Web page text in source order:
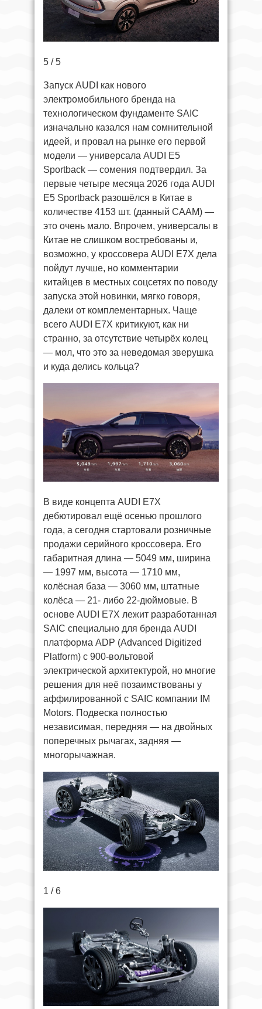
5 / 5
Запуск AUDI как нового
электромобильного бренда на
технологическом фундаменте SAIC
изначально казался нам сомнительной
идеей, и провал на рынке его первой
модели — универсала AUDI E5
Sportback — сомения подтвердил. За
первые четыре месяца 2026 года AUDI
E5 Sportback разошёлся в Китае в
количестве 4153 шт. (данный CAAM) —
это очень мало. Впрочем, универсалы в
Китае не слишком востребованы и,
возможно, у кроссовера AUDI E7X дела
пойдут лучше, но комментарии
китайцев в местных соцсетях по поводу
запуска этой новинки, мягко говоря,
далеки от комплементарных. Чаще
всего AUDI E7X критикуют, как ни
странно, за отсутствие четырёх колец
— мол, что это за неведомая зверушка
и куда делись кольца?
В виде концепта AUDI E7X
дебютировал ещё осенью прошлого
года, а сегодня стартовали розничные
продажи серийного кроссовера. Его
габаритная длина — 5049 мм, ширина
— 1997 мм, высота — 1710 мм,
колёсная база — 3060 мм, штатные
колёса — 21- либо 22-дюймовые. В
основе AUDI E7X лежит разработанная
SAIC специально для бренда AUDI
платформа ADP (Advanced Digitized
Platform) с 900-вольтовой
электрической архитектурой, но многие
решения для неё позаимствованы у
аффилированной с SAIC компании IM
Motors. Подвеска полностью
независимая, передняя — на двойных
поперечных рычагах, задняя —
многорычажная.
1 / 6